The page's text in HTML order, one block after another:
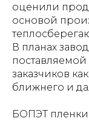
оценили
основой
В планах
заказчиков
ближнего и
БОПЭТ пленки